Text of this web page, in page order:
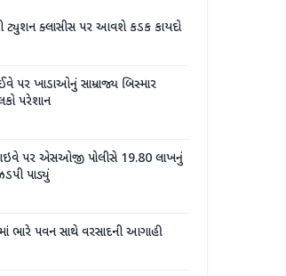
ટ્યુશન ક્લાસીસ પર આવશે કડક કાયદો
પર ખાડાઓનું સામ્રાજ્ય બિસ્માર
પરેશાન
પર એસઓજી પોલીસે 19.80 લાખનું
પાડ્યું
પવન સાથે વરસાદની આગાહી